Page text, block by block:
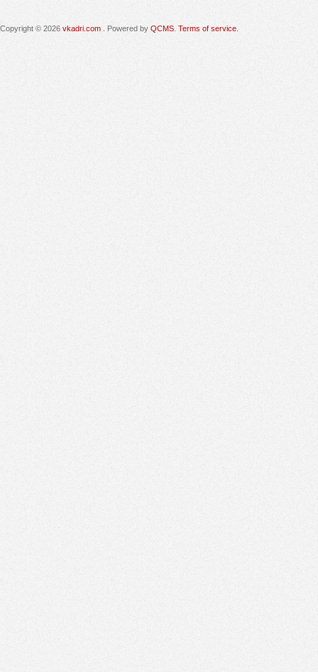
Copyright © 2026 vkadri.com . Powered by QCMS Terms of service.